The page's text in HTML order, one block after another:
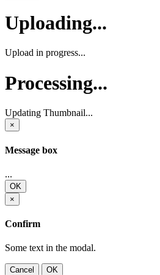
Uploading...
Upload in progress...
Processing...
Updating Thumbnail...
×
Message box
...
OK
×
Confirm
Some text in the modal.
Cancel OK